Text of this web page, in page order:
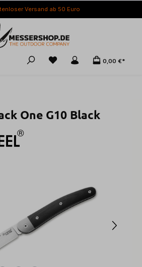
Versand ab 50 Euro
0,00 €*
One G10 Black